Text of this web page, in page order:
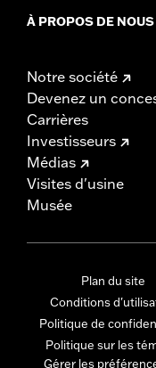
À PROPOS DE NOUS
Notre société
Devenez un
Carrières
Investisseurs
Médias
Visites d'usine
Musée
Plan du site
Conditions
Politique de
Politique sur les
Gérer les